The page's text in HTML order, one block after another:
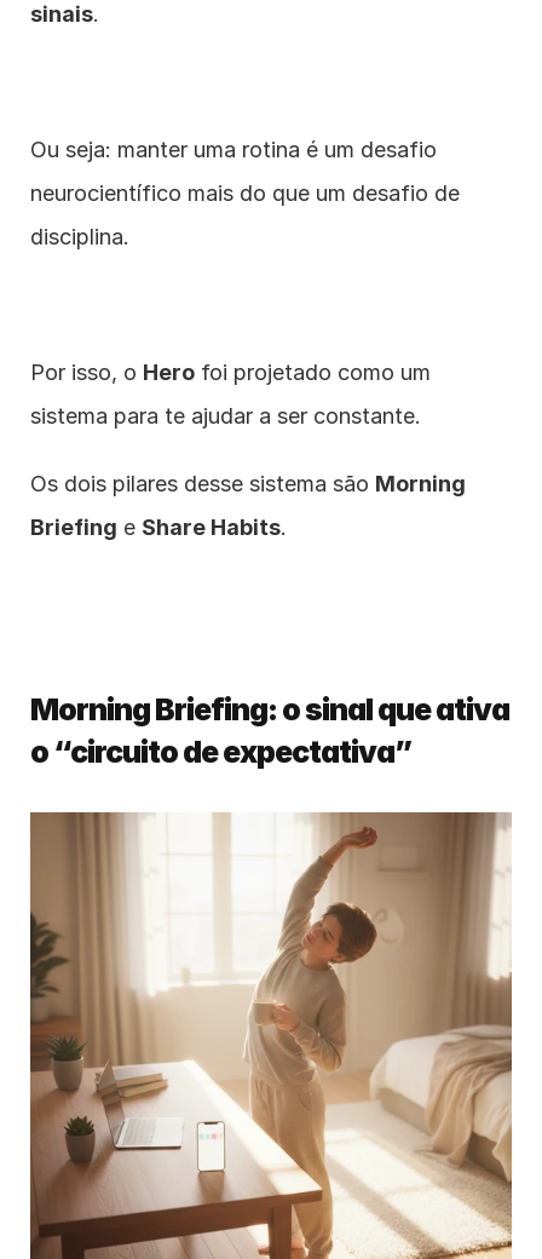
sinais.
Ou seja: manter uma rotina é um desafio
neurocientífico mais do que um desafio de
disciplina.
Por isso, o Hero foi projetado como um
sistema para te ajudar a ser constante.
Os dois pilares desse sistema são Morning
Briefing e Share Habits.
Morning Briefing: o sinal que ativa
o “circuito de expectativa”